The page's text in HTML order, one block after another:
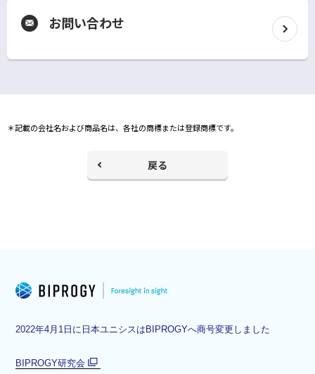
お問い合わせ
ウ
で
＊記載の会社名および商品名は、各社の商標または登録商標です。
戻る
2022年4月1日に日本ユニシスはBIPROGYへ商号変更しました
BIPROGY研究会